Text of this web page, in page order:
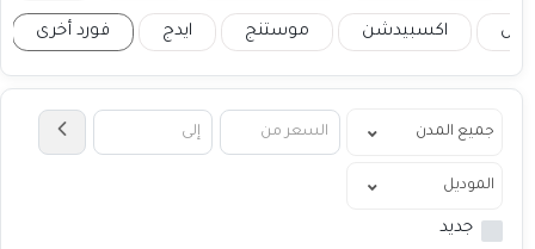
عقارات
خدمات
اكسبيدشن موستنج ايدج فورد أخرى
جديد